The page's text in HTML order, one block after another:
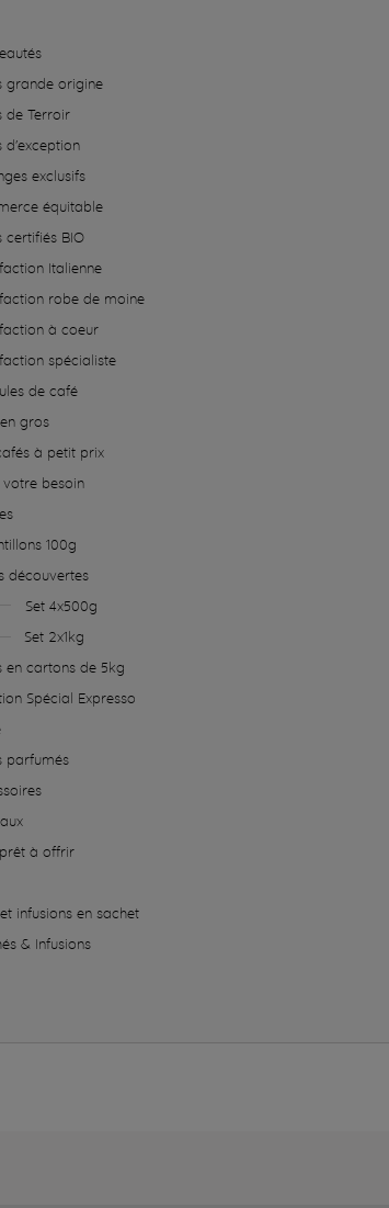
grande origine
de Terroir
d'exception
exclusifs
équitable
certifiés BIO
Italienne
robe de moine
à coeur
spécialiste
de café
gros
à petit prix
votre besoin
100g
découvertes
Set 4x500g
Set 2x1kg
en cartons de 5kg
Spécial Expresso
parfumés
à offrir
infusions en sachet
& Infusions